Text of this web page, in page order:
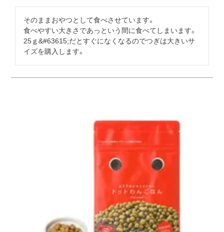
そのままおやつとして食べさせています。
食べやすい大きさであっという間に食べてしまいます。
25ｇ&#63615;だとすぐになくなるのでつぎは大きいサ
イズを購入します。